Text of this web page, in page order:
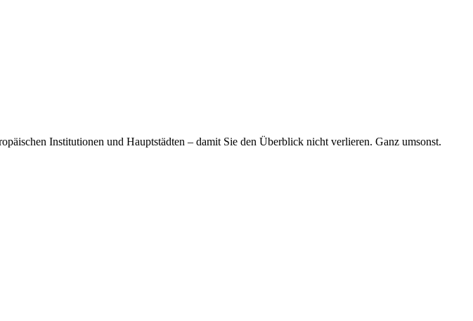
Institutionen und Hauptstädten – damit Sie den Überblick nicht verlieren. Ganz umsonst.